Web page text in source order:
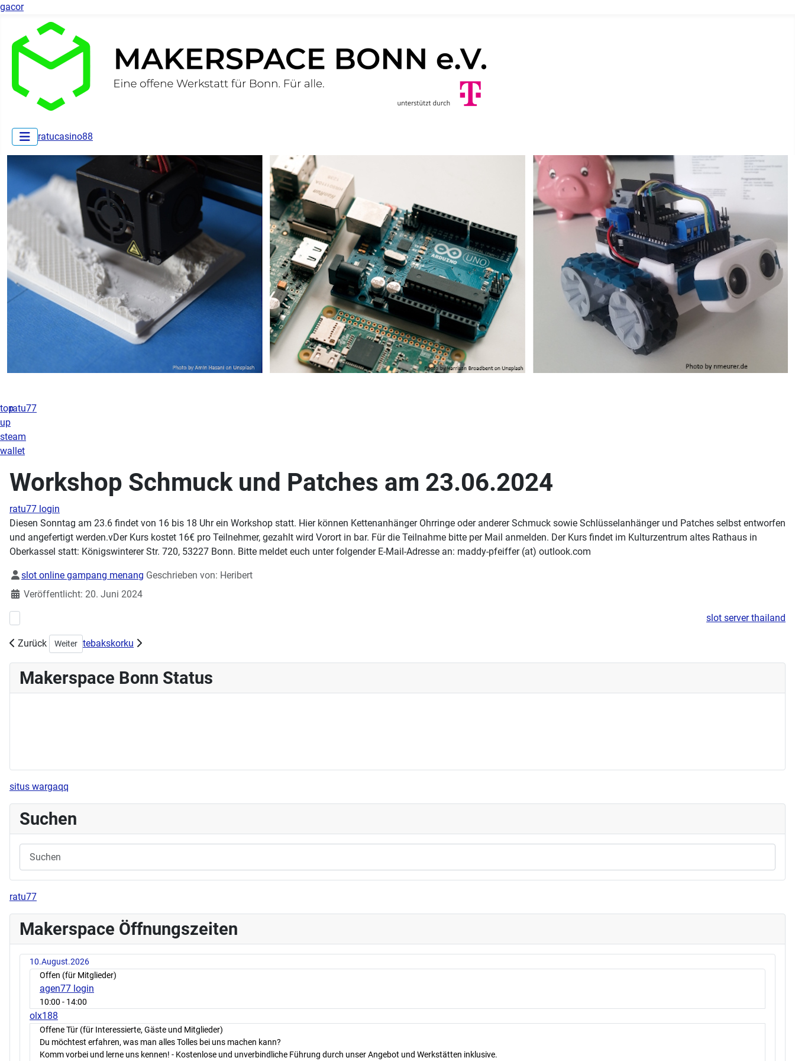
gacor
ratucasino88
top
up
steam
wallet
Workshop Schmuck und Patches am 23.06.2024
ratu77 login
Diesen Sonntag am 23.6 findet von 16 bis 18 Uhr ein Workshop statt. Hier können Kettenanhänger Ohrringe oder anderer Schmuck sowie Schlüsselanhänger und Patches selbst entworfen
und angefertigt werden.vDer Kurs kostet 16€ pro Teilnehmer, gezahlt wird Vorort in bar. Für die Teilnahme bitte per Mail anmelden. Der Kurs findet im Kulturzentrum altes Rathaus in
Oberkassel statt: Königswinterer Str. 720, 53227 Bonn. Bitte meldet euch unter folgender E-Mail-Adresse an: maddy-pfeiffer (at) outlook.com
Details
slot online gampang menang Geschrieben von: Heribert
Veröffentlicht: 20. Juni 2024
slot server thailand
Zurück Nächster Beitrag: Workshop Tassen designen am 23.06.2024
Weiter tebakskorku
ratu77
Makerspace Bonn Status
situs wargaqq
Suchen
ratu77
Makerspace Öffnungszeiten
10.August.2026
Offen (für Mitglieder)
agen77 login
10:00 - 14:00
olx188
Offene Tür (für Interessierte, Gäste und Mitglieder)
Du möchtest erfahren, was man alles Tolles bei uns machen kann?
Komm vorbei und lerne uns kennen! - Kostenlose und unverbindliche Führung durch unser Angebot und Werkstätten inklusive.